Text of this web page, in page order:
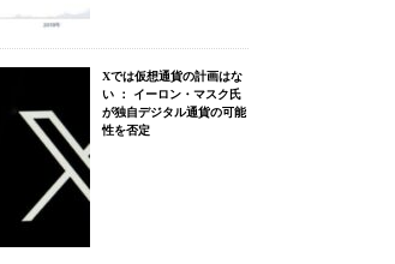
Xでは仮想通貨の計画はな
い ： イーロン・マスク氏
が独自デジタル通貨の可能
性を否定